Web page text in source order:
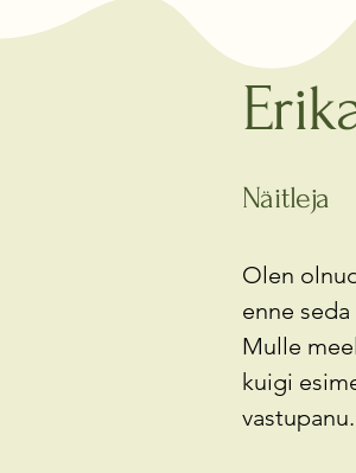
Näitleja
Olen
enne
Mulle
kuigi
vastupanu.